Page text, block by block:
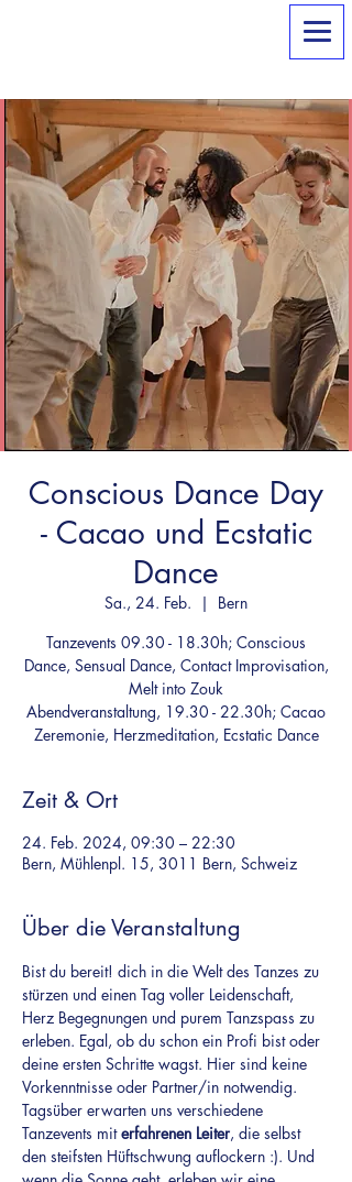
Conscious Dance Day
- Cacao und Ecstatic
Dance
Sa., 24. Feb.
  |
Bern
Tanzevents 09.30 - 18.30h; Conscious
Dance, Sensual Dance, Contact Improvisation,
Melt into Zouk
Abendveranstaltung, 19.30 - 22.30h; Cacao
Zeremonie, Herzmeditation, Ecstatic Dance
Zeit & Ort
24. Feb. 2024, 09:30 – 22:30
Bern, Mühlenpl. 15, 3011 Bern, Schweiz
Über die Veranstaltung
Bist du bereit! dich in die Welt des Tanzes zu
stürzen und einen Tag voller Leidenschaft,
Herz Begegnungen und purem Tanzspass zu
erleben. Egal, ob du schon ein Profi bist oder
deine ersten Schritte wagst. Hier sind keine
Vorkenntnisse oder Partner/in notwendig.
Tagsüber erwarten uns verschiedene
Tanzevents mit erfahrenen Leiter, die selbst
den steifsten Hüftschwung auflockern :). Und